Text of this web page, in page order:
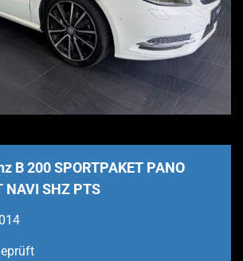
B 200 SPORTPAKET PANO
NAVI SHZ PTS